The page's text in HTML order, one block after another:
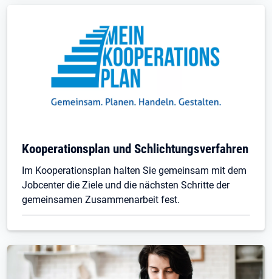
Kooperationsplan und Schlichtungsverfahren
Im Kooperationsplan halten Sie gemeinsam mit dem
Jobcenter die Ziele und die nächsten Schritte der
gemeinsamen Zusammenarbeit fest.